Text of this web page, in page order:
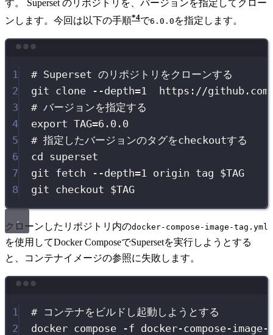
す。 Superset のリポジトリを、バージョンを指定してクロー
ンします。今回は以下の手順 4で6.0.0 を指定します。
1
# Superset のリポジトリをクローンする
2
git clone --depth=1
https://
3
# バージョンを指定する
4
export TAG=6.0.0
5
# 指定したバージョンのタグをcheckoutする
6
cd
superset
7
git fetch --depth=1 origin tag $TAG
8
git checkout $TAG
クローンしたリポジトリ内のdocker-compose-image-tag.yml
を使用してDocker ComposeでSupersetを実行しようとする
と、コンテナイメージの参照に失敗します。
1
# コンテナをビルドし起動しようとする
2
docker compose -f docker-compose-